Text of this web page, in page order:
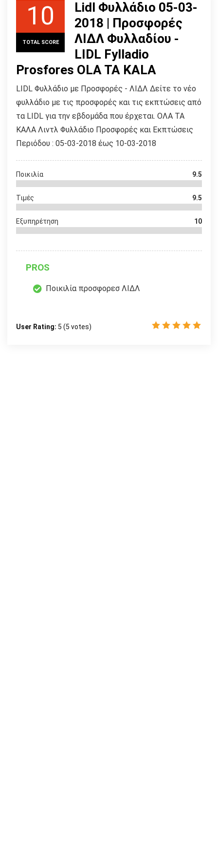
10
TOTAL SCORE
Lidl Φυλλάδιο 05-03-
2018 | Προσφορές
ΛΙΔΛ Φυλλαδίου -
LIDL Fylladio
Prosfores OLA TA KALA
LIDL Φυλλάδιο με Προσφορές - ΛΙΔΛ Δείτε το νέο
φυλλάδιο με τις προσφορές και τις εκπτώσεις από
τα LIDL για την εβδομάδα που έρχεται. ΟΛΑ ΤΑ
ΚΑΛΑ Λιντλ Φυλλάδιο Προσφορές και Εκπτώσεις
Περιόδου : 05-03-2018 έως 10-03-2018
Ποικιλία 9.5
Τιμές 9.5
Εξυπηρέτηση 10
PROS
Ποικιλία προσφορεσ ΛΙΔΛ
User Rating: 5 (5 votes)